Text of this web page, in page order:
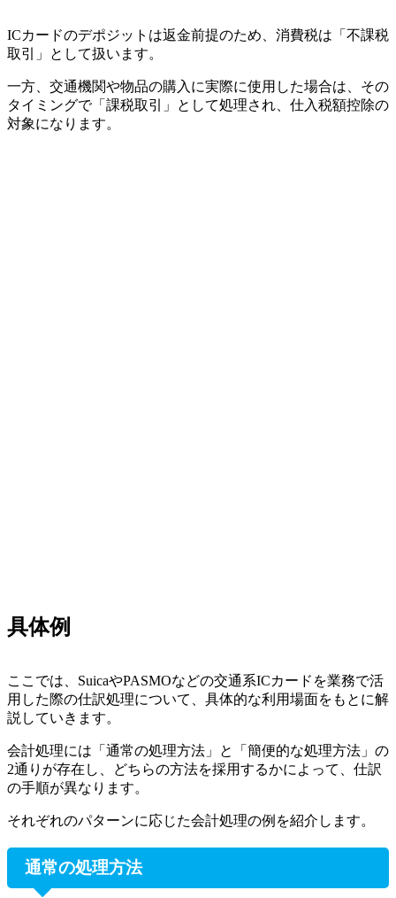
ICカードのデポジットは返金前提のため、消費税は「不課税
取引」として扱います。
一方、交通機関や物品の購入に実際に使用した場合は、その
タイミングで「課税取引」として処理され、仕入税額控除の
対象になります。
具体例
ここでは、SuicaやPASMOなどの交通系ICカードを業務で活
用した際の仕訳処理について、具体的な利用場面をもとに解
説していきます。
会計処理には「通常の処理方法」と「簡便的な処理方法」の
2通りが存在し、どちらの方法を採用するかによって、仕訳
の手順が異なります。
それぞれのパターンに応じた会計処理の例を紹介します。
通常の処理方法